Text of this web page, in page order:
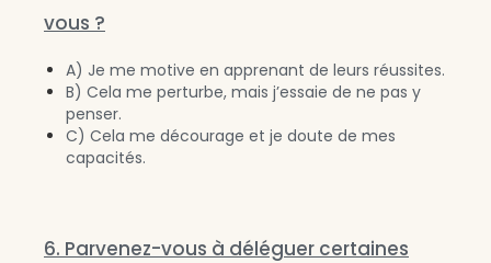
vous ?
A) Je me motive en apprenant de leurs réussites.
B) Cela me perturbe, mais j’essaie de ne pas y
penser.
C) Cela me décourage et je doute de mes
capacités.
6. Parvenez-vous à déléguer certaines